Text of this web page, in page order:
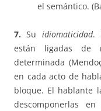
el semántico.
7. Su idiomaticidad.
están ligadas de
determinada
en cada acto de
bloque. El hablante
descomponerlas